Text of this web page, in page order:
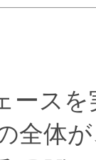
ース
全体